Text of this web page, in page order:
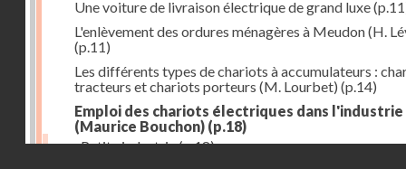
Une voiture de livraison électrique de grand luxe
L'enlèvement des ordures ménagères à Meudon (H.
(p.11)
Les différents types de chariots à accumulateurs :
tracteurs et chariots porteurs (M. Lourbet) (p.14)
Emploi des chariots électriques dans l'industrie
(Maurice Bouchon) (p.18)
Petite industrie(p.18)